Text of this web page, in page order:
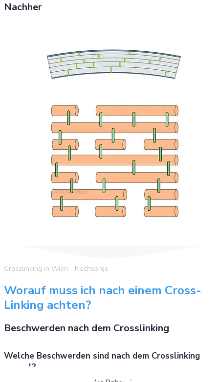
Nachher
Crosslinking in Wien - Nachsorge
Worauf muss ich nach einem Cross-
Linking achten?
Beschwerden nach dem Crosslinking
Welche Beschwerden sind nach dem Crosslinking
normal?